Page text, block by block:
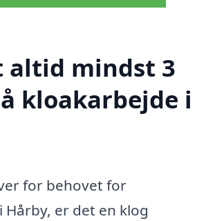
altid mindst 3
kloakarbejde i
for behovet for
Hårby, er det en klog